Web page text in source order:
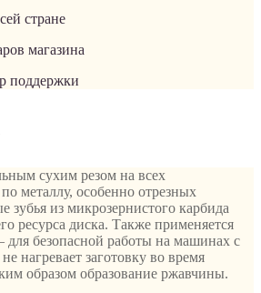
стране
магазина
поддержки
сухим резом на всех
металлу, особенно отрезных
из микрозернистого карбида
ресурса диска. Также применяется
для безопасной работы на машинах с
нагревает заготовку во время
образом образование ржавчины.